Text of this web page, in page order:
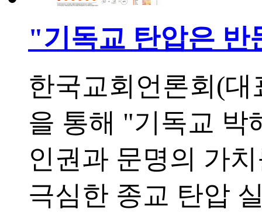
"기독교 탄압은 반
한국교회언론회(
을 통해 "기독교 박
인권과 문명의 가
극심한 종교 탄압